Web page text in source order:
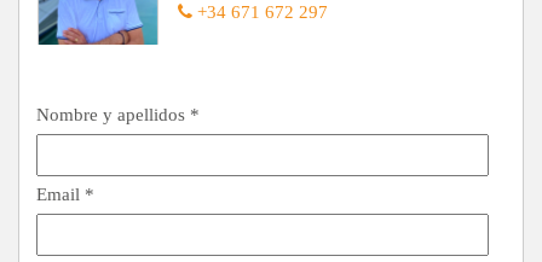
+34 671 672 297
Nombre y apellidos *
Email *